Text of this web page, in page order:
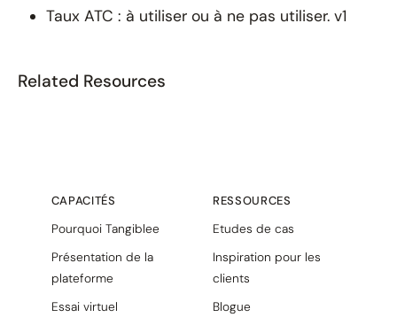
Taux ATC : à utiliser ou à ne pas utiliser. v1
Related Resources
CAPACITÉS
Pourquoi Tangiblee
Présentation de la
plateforme
Essai virtuel
RESSOURCES
Etudes de cas
Inspiration pour les
clients
Blogue